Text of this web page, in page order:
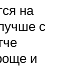
на
с
и